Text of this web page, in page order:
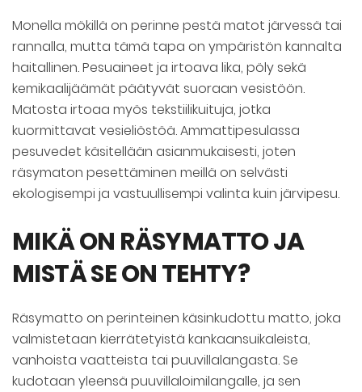
Monella mökillä on perinne pestä matot järvessä tai
rannalla, mutta tämä tapa on ympäristön kannalta
haitallinen. Pesuaineet ja irtoava lika, pöly sekä
kemikaalijäämät päätyvät suoraan vesistöön.
Matosta irtoaa myös tekstiilikuituja, jotka
kuormittavat vesieliöstöä. Ammattipesulassa
pesuvedet käsitellään asianmukaisesti, joten
räsymaton pesettäminen meillä on selvästi
ekologisempi ja vastuullisempi valinta kuin järvipesu.
MIKÄ ON RÄSYMATTO JA
MISTÄ SE ON TEHTY?
Räsymatto on perinteinen käsinkudottu matto, joka
valmistetaan kierrätetyistä kankaansuikaleista,
vanhoista vaatteista tai puuvillalangasta. Se
kudotaan yleensä puuvillaloimilangalle, ja sen